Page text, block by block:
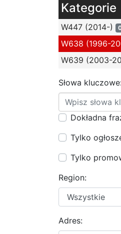
Kategorie
W447 (2014-)
W638 (1996-
W639 (2003-
Słowa
Dokładna
Tylko
Tylko
Region:
Adres: